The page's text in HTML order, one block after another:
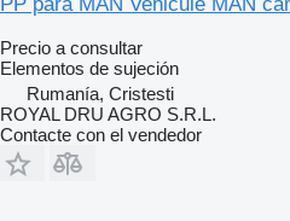
PP para MAN Vehicule MAN
Precio a consultar
Elementos de sujeción
Rumanía, Cristesti
ROYAL DRU AGRO S.R.L.
Contacte con el vendedor